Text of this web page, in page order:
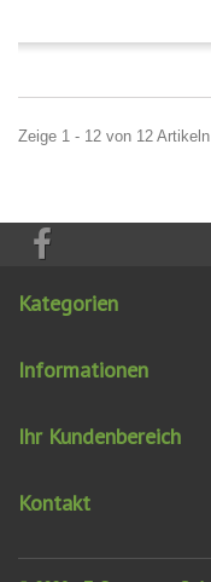
Zeige 1 - 12 von 12 Artikeln
Kategorien
Informationen
Ihr Kundenbereich
Kontakt